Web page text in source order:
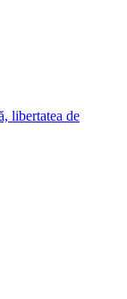
libertatea de